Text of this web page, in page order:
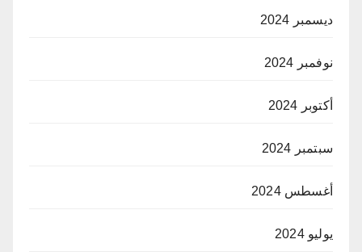
ديسمبر 2024
نوفمبر 2024
أكتوبر 2024
سبتمبر 2024
أغسطس 2024
يوليو 2024